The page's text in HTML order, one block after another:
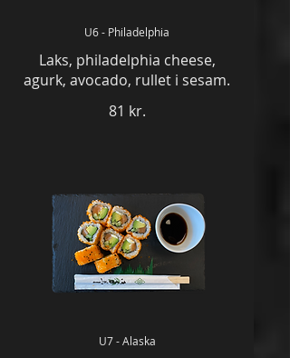
U6 - Philadelphia
Laks, philadelphia cheese,
agurk, avocado, rullet i sesam.
81 kr.
U7 - Alaska